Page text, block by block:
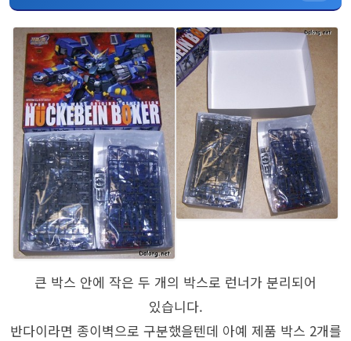
큰 박스 안에 작은 두 개의 박스로 런너가 분리되어
있습니다.
반다이라면 종이벽으로 구분했을텐데 아예 제품 박스 2개를